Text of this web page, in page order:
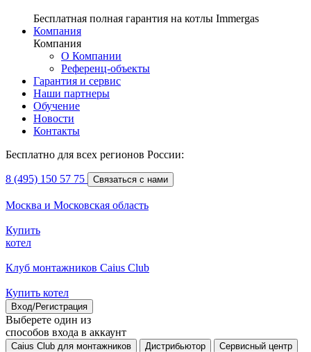
Бесплатная полная гарантия на котлы Immergas
Компания
Компания
О Компании
Референц-объекты
Гарантия и сервис
Наши партнеры
Обучение
Новости
Контакты
Бесплатно для всех регионов России:
8 (495) 150 57 75 Связаться с нами
Москва и Московская область
Купить
котел
Клуб монтажников Caius Club
Купить котел
Вход/Регистрация
Выберете один из
способов входа в аккаунт
Caius Club для монтажников Дистрибьютор Сервисный центр